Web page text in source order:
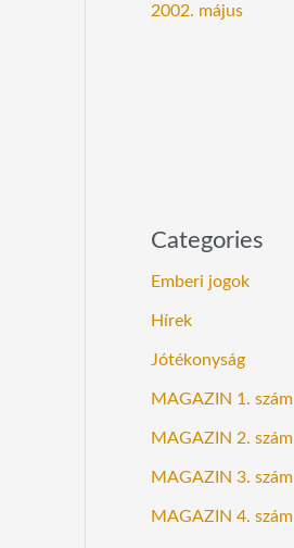
2002. május
Categories
Emberi jogok
Hírek
Jótékonyság
MAGAZIN 1. szám
MAGAZIN 2. szám
MAGAZIN 3. szám
MAGAZIN 4. szám